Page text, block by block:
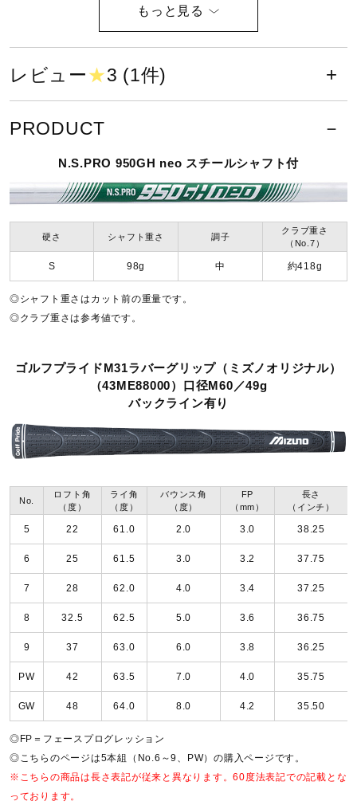
サポート
直営店一覧
キャビティ部：タングステンウエイト
日本製
仕上げ
No.6～8：ニッケルクロムメッキ・ホワイトサテンブラッシ
ュ・ミラー仕上げ、EF・TPE複合バッジ
ロフト角（度）
No.6／25、No.7／28、No.8／32.5、No.9／37、PW／42
N.S.PRO 950GH neo 軽量スチールシャフト（S／98g）
グリップ
ゴルフプライドM31ラバーグリップ（ミズノオリジナル）
口径M60／49g
バランス
No.6／D1、No.7／D1、No.8／D1、No.9／D1、PW／D1
クラブ質量
レビュー★3 (1件)
PRODUCT
N.S.PRO 950GH neo スチールシャフト付
硬さ シャフト重さ 調子
クラブ重さ
（No.7）
S 98g 中 約418g
◎シャフト重さはカット前の重量です。
◎クラブ重さは参考値です。
ゴルフプライドM31ラバーグリップ（ミズノオリジナル）
（43ME88000）口径M60／49g
バックライン有り
No.
ロフト角
（度）
ライ角
（度）
バウンス角
（度）
FP
（mm）
長さ
（インチ）
5 22 61.0 2.0 3.0 38.25
6 25 61.5 3.0 3.2 37.75
7 28 62.0 4.0 3.4 37.25
8 32.5 62.5 5.0 3.6 36.75
9 37 63.0 6.0 3.8 36.25
PW 42 63.5 7.0 4.0 35.75
GW 48 64.0 8.0 4.2 35.50
◎FP＝フェースプログレッション
◎こちらのページは5本組（No.6～9、PW）の購入ページです。
※こちらの商品は長さ表記が従来と異なります。60度法表記での記載とな
っております。